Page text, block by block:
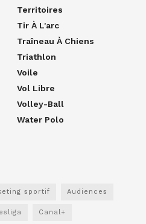
Territoires
Tir À L'arc
Traîneau À Chiens
Triathlon
Voile
Vol Libre
Volley-Ball
Water Polo
sportif Audiences
Canal+